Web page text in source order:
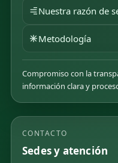
Nuestra razón de
Metodología
Compromiso con la
información clara y
CONTACTO
Sedes y atención